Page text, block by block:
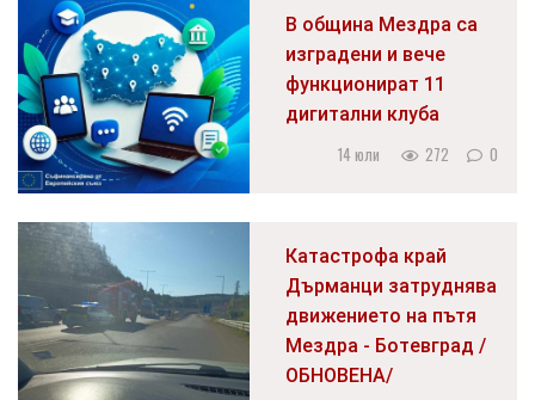
В община Мездра са
изградени и вече
функционират 11
дигитални клуба
14 юли 272 0
Катастрофа край
Дърманци затруднява
движението на пътя
Мездра - Ботевград /
ОБНОВЕНА/